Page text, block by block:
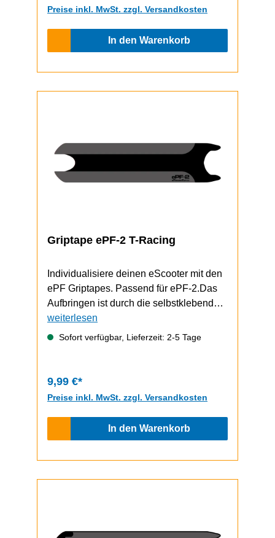
Preise inkl. MwSt. zzgl. Versandkosten
In den Warenkorb
Griptape ePF-2 T-Racing
Individualisiere deinen eScooter mit den
ePF Griptapes. Passend für ePF-2.Das
Aufbringen ist durch die selbstklebende
Unterseite schnell und einfach
durchzuführen.Video zum Griptape-
weiterlesen
Sofort verfügbar, Lieferzeit: 2-5 Tage
9,99 €*
Preise inkl. MwSt. zzgl. Versandkosten
In den Warenkorb